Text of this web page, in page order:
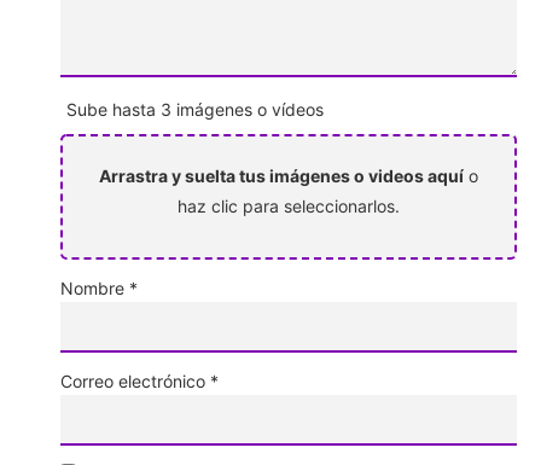
Sube hasta 3 imágenes o vídeos
Arrastra y suelta tus imágenes o videos aquí o
haz clic para seleccionarlos.
Nombre *
Correo electrónico *